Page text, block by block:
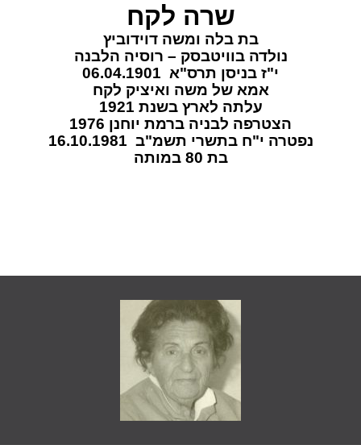
שרה לקח
בת בלה ומשה דוידוביץ
נולדה בוויטבסק – רוסיה הלבנה
י"ז בניסן תרס"א 06.04.1901
אמא של משה ואיציק לקח
עלתה לארץ בשנת 1921
הצטרפה לבניה ברמת יוחנן 1976
נפטרה י"ח בתשרי תשמ"ב 16.10.1981
בת 80 במותה